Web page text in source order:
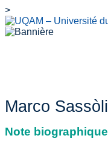
>
Marco Sassòli
Note biographique